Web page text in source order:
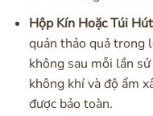
Hộp Kín Hoặc Túi
quản thảo quả trong
không sau mỗi lần
không khí và độ ẩm
được bảo toàn.